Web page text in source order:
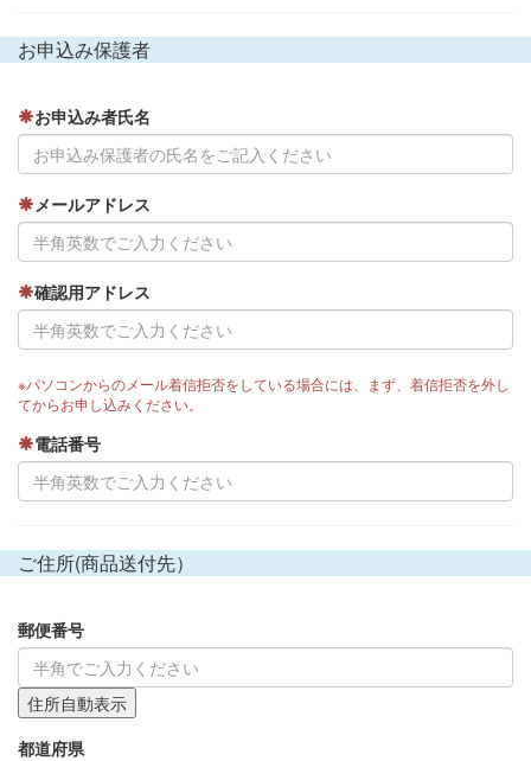
お申込み保護者
お申込み者氏名
メールアドレス
確認用アドレス
※パソコンからのメール着信拒否をしている場合には、まず、着信拒否を外し
てからお申し込みください。
電話番号
ご住所(商品送付先）
郵便番号
都道府県